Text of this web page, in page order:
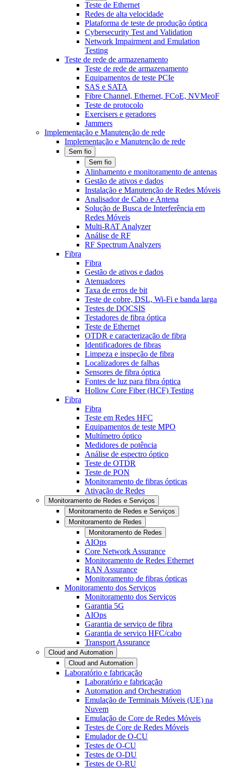
Teste de Ethernet
Redes de alta velocidade
Plataforma de teste de produção óptica
Cybersecurity Test and Validation
Network Impairment and Emulation
Testing
Teste de rede de armazenamento
Teste de rede de armazenamento
Equipamentos de teste PCIe
SAS e SATA
Fibre Channel, Ethernet, FCoE, NVMeoF
Teste de protocolo
Exercisers e geradores
Jammers
Implementação e Manutenção de rede
Implementação e Manutenção de rede
Sem fio
Sem fio
Alinhamento e monitoramento de antenas
Gestão de ativos e dados
Instalação e Manutenção de Redes Móveis
Analisador de Cabo e Antena
Solução de Busca de Interferência em
Redes Móveis
Multi-RAT Analyzer
Análise de RF
RF Spectrum Analyzers
Fibra
Fibra
Gestão de ativos e dados
Atenuadores
Taxa de erros de bit
Teste de cobre, DSL, Wi-Fi e banda larga
Testes de DOCSIS
Testadores de fibra óptica
Teste de Ethernet
OTDR e caracterização de fibra
Identificadores de fibras
Limpeza e inspeção de fibra
Localizadores de falhas
Sensores de fibra óptica
Fontes de luz para fibra óptica
Hollow Core Fiber (HCF) Testing
Fibra
Fibra
Teste em Redes HFC
Equipamentos de teste MPO
Multímetro óptico
Medidores de potência
Análise de espectro óptico
Teste de OTDR
Teste de PON
Monitoramento de fibras ópticas
Ativação de Redes
Monitoramento de Redes e Serviços
Monitoramento de Redes e Serviços
Monitoramento de Redes
Monitoramento de Redes
AIOps
Core Network Assurance
Monitoramento de Redes Ethernet
RAN Assurance
Monitoramento de fibras ópticas
Monitoramento dos Serviços
Monitoramento dos Serviços
Garantia 5G
AIOps
Garantia de serviço de fibra
Garantia de serviço HFC/cabo
Transport Assurance
Cloud and Automation
Cloud and Automation
Laboratório e fabricação
Laboratório e fabricação
Automation and Orchestration
Emulação de Terminais Móveis (UE) na
Nuvem
Emulação de Core de Redes Móveis
Testes de Core de Redes Móveis
Emulador de O-CU
Testes de O-CU
Testes de O-DU
Testes de O-RU